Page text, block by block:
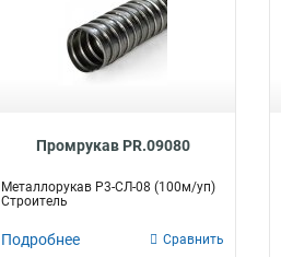
Промрукав PR.09080
Металлорукав Р3-СЛ-08 (100м/уп)
Строитель
Подробнее Сравнить